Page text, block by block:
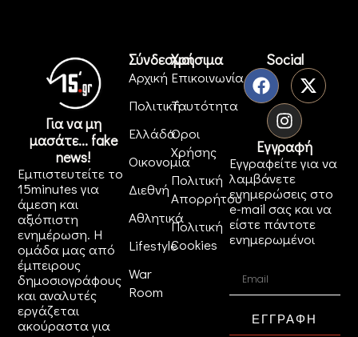
Για να μη
μασάτε... fake
news!
Εμπιστευτείτε το
15minutes για
άμεση και
αξιόπιστη
ενημέρωση. Η
ομάδα μας από
έμπειρους
δημοσιογράφους
και αναλυτές
εργάζεται
ακούραστα για
Σύνδεσμοι
Αρχική
Πολιτική
Ελλάδα
Οικονομία
Διεθνή
Αθλητικά
Lifestyle
War
Room
Χρήσιμα
Επικοινωνία
Ταυτότητα
Όροι
Χρήσης
Πολιτική
Απορρήτου
Πολιτική
Cookies
Social
Εγγραφή
Εγγραφείτε για να
λαμβάνετε
ενημερώσεις στο
e-mail σας και να
είστε πάντοτε
ενημερωμένοι
ΕΓΓΡΑΦΗ